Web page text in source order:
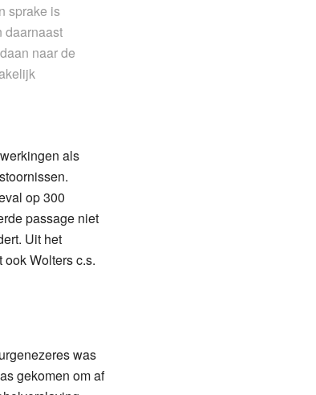
sprake is
daarnaast
naar de
als
op 300
passage niet
Uit het
Wolters c.s.
was
gekomen om af